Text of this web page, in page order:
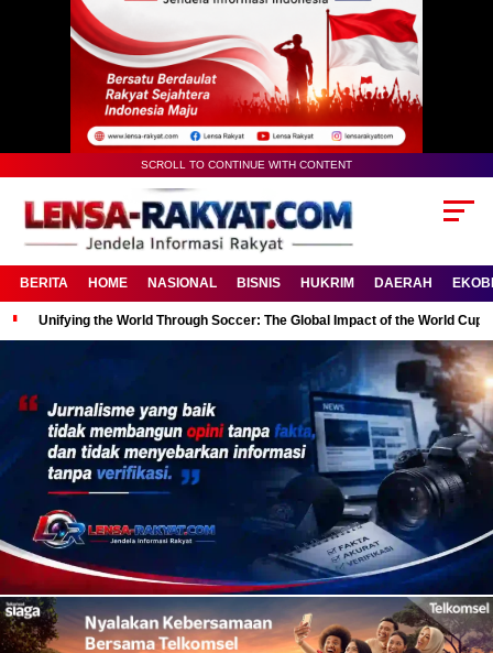
SCROLL TO CONTINUE WITH CONTENT
BERITA HOME NASIONAL BISNIS HUKRIM DAERAH
Unifying the World Through Soccer: The Global Impact of the World Cup